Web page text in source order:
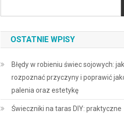
OSTATNIE WPISY
Błędy w robieniu świec sojowych: jak
rozpoznać przyczyny i poprawić
palenia oraz estetykę
Świeczniki na taras DIY: praktyczne